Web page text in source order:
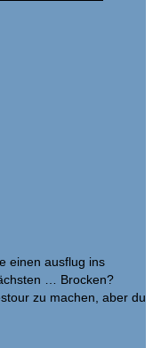
einen ausflug ins
… Brocken?
zu machen, aber du